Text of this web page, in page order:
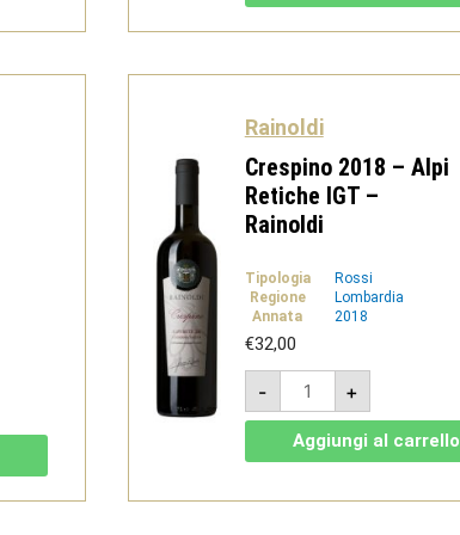
VSQ
Metodo
Rainoldi
Crespino 2018 – Alpi
Retiche IGT –
Rainoldi
Tipologia
Rossi
Regione
Lombardia
Annata
2018
€32,00
-
Crespino
2018
-
Alpi
Retiche
IGT
Rainoldi
+
Aggiungi al carrello